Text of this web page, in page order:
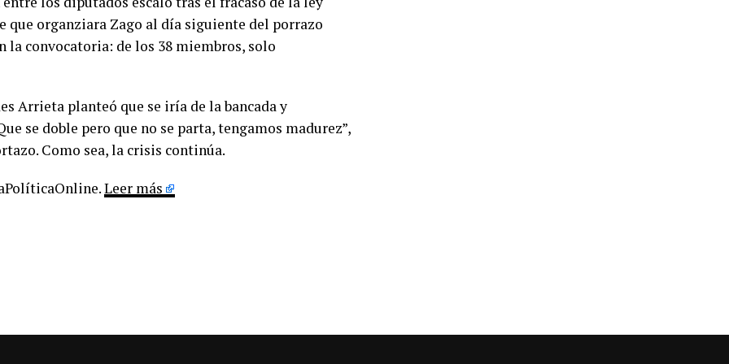
que organziara Zago al día siguiente del porrazo
la convocatoria: de los 38 miembros, solo
Arrieta planteó que se iría de la bancada y
se doble pero que no se parta, tengamos madurez”,
Como sea, la crisis continúa.
Leer más